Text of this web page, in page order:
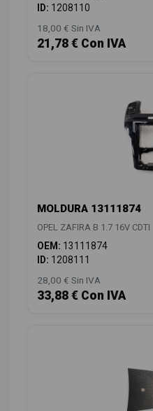
ID: 1208110
18,00 € Sin IVA
21,78 € Con IVA
MOLDURA 13111874
OPEL ZAFIRA B 1.7 16V CDTI
OEM: 13111874
ID: 1208111
28,00 € Sin IVA
33,88 € Con IVA